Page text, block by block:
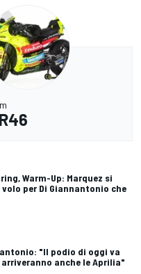
Warm-Up: Marquez si
per Di Giannantonio che
"Il podio di oggi va
anche le Aprilia"